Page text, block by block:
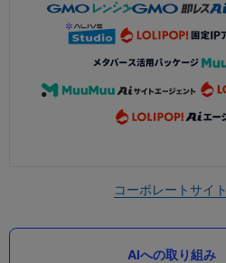
コーポレートサイト
AIへの取り組み